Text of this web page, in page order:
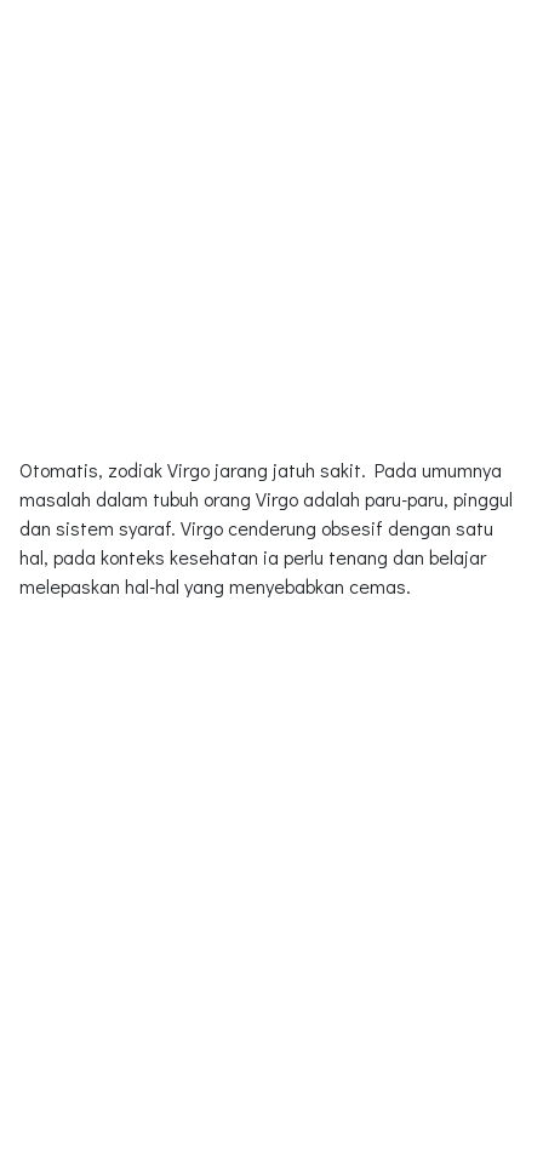
Otomatis, zodiak Virgo jarang jatuh sakit. Pada umumnya
masalah dalam tubuh orang Virgo adalah paru-paru, pinggul
dan sistem syaraf. Virgo cenderung obsesif dengan satu
hal, pada konteks kesehatan ia perlu tenang dan belajar
melepaskan hal-hal yang menyebabkan cemas.